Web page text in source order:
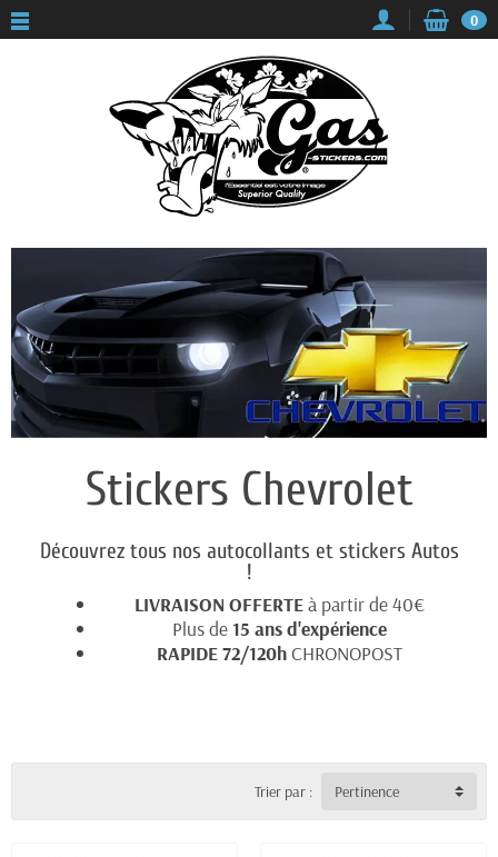
0
Stickers Chevrolet
Découvrez tous nos autocollants et stickers Autos
!
LIVRAISON OFFERTEà partir de 40€
Plus de 15 ans d'expérience
RAPIDE 72/120hCHRONOPOST
Trier par : Pertinence
Panneau de gestion des cookies